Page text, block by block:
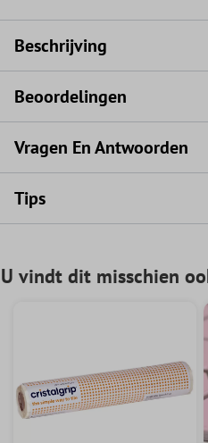
Beschrijving
Beoordelingen
Vragen En Antwoorden
Tips
U vindt dit misschien